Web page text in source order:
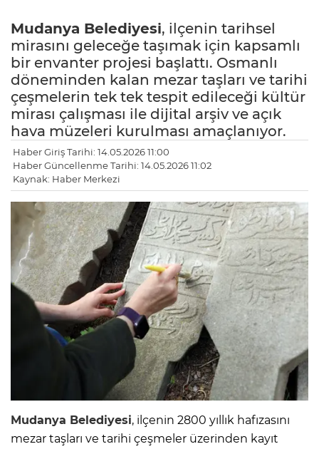
Mudanya Belediyesi, ilçenin tarihsel
mirasını geleceğe taşımak için kapsamlı
bir envanter projesi başlattı. Osmanlı
döneminden kalan mezar taşları ve tarihi
çeşmelerin tek tek tespit edileceği kültür
mirası çalışması ile dijital arşiv ve açık
hava müzeleri kurulması amaçlanıyor.
Haber Giriş Tarihi: 14.05.2026 11:00
Haber Güncellenme Tarihi: 14.05.2026 11:02
Kaynak: Haber Merkezi
Mudanya Belediyesi, ilçenin 2800 yıllık hafızasını
mezar taşları ve tarihi çeşmeler üzerinden kayıt